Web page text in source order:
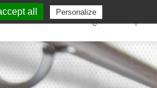
L'école Planning
all Personalize